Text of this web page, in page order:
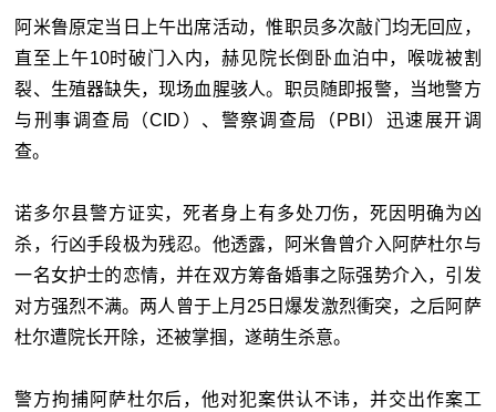
阿米鲁原定当日上午出席活动，惟职员多次敲门均无回应，
直至上午10时破门入内，赫见院长倒卧血泊中，喉咙被割
裂、生殖器缺失，现场血腥骇人。职员随即报警，当地警方
与刑事调查局（CID）、警察调查局（PBI）迅速展开调
查。
诺多尔县警方证实，死者身上有多处刀伤，死因明确为凶
杀，行凶手段极为残忍。他透露，阿米鲁曾介入阿萨杜尔与
一名女护士的恋情，并在双方筹备婚事之际强势介入，引发
对方强烈不满。两人曾于上月25日爆发激烈衝突，之后阿萨
杜尔遭院长开除，还被掌掴，遂萌生杀意。
警方拘捕阿萨杜尔后，他对犯案供认不讳，并交出作案工